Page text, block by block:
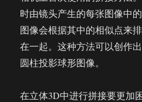
时由镜头产生的每张图像中
图像会根据其中的相似点来
在一起。这种方法可以创作
圆柱投影球形图像。
在立体3D中进行拼接要更加